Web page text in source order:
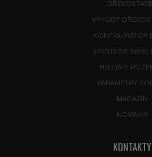
VÝHODY
KONFIGURÁTOR
ZKOUŠÍME NAŠE
HLEDÁTE
PARAMETRY
MAGAZÍN
NOVINKY
KONTAKTY